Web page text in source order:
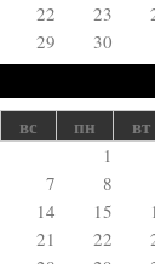
22
23
29
30
вс пн вт
1
7
8
14
15
21
22